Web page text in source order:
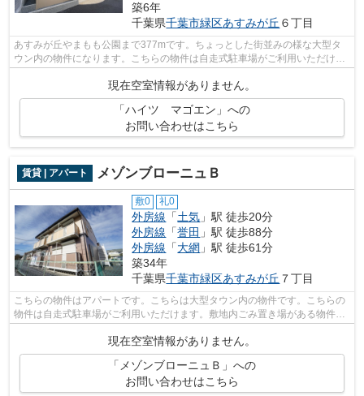
築6年
千葉県千葉市緑区あすみが丘 ６丁目
あすみが丘やまもも公園まで377mです。ちょっとした街並みの様な大型タ
ウン内の物件になります。こちらの物件は自走式駐車場がご利用いただけま
現在空室情報がありません。
「ハイツ マゴエン」への
お問い合わせはこちら
賃貸 | アパート メゾンブローニュＢ
敷0 礼0
外房線 「土気 」駅 徒歩20分
外房線 「誉田 」駅 徒歩88分
外房線 「大網 」駅 徒歩61分
築34年
千葉県千葉市緑区あすみが丘 ７丁目
こちらの物件はアパートです。こちらは大型タウン内の物件です。こちらの
物件は自走式駐車場がご利用いただけます。敷地内ごみ置き場がある物件で
現在空室情報がありません。
「メゾンブローニュＢ」への
お問い合わせはこちら